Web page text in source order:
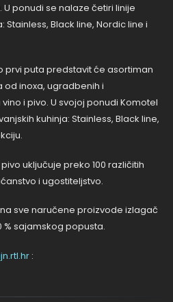
U ponudi se nalaze četiri linije
Black line, Nordic line i
prvi puta predstavit će asortiman
od inoxa, ugradbenih i
i pivo. U svojoj ponudi Komotel
kuhinja: Stainless, Black line,
uključuje preko 100 različitih
i ugostiteljstvo.
sve naručene proizvode izlagač
sajamskog popusta.
: